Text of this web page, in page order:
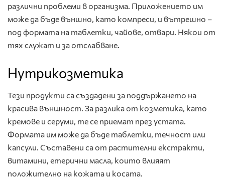
различни проблеми в организма. Приложението им
може да бъде външно, като компреси, и вътрешно –
под формата на таблетки, чайове, отвари. Някои от
тях служат и за отслабване.
Нутрикозметика
Тези продукти са създадени за поддържането на
красива външност. За разлика от козметика, като
кремове и серуми, те се приемат през устата.
Формата им може да бъде таблетки, течност или
капсули. Съставени са от растителни екстракти,
витамини, етерични масла, които влияят
положително на кожата и косата.